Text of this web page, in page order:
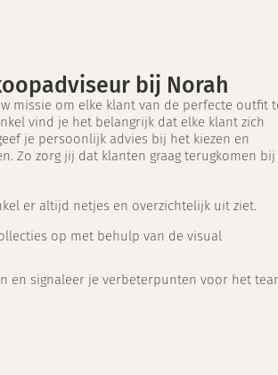
bij Norah
missie om elke klant van de perfecte outfit
vind je het belangrijk dat elke klant zich
je persoonlijk advies bij het kiezen en
Zo zorg jij dat klanten graag terugkomen bij
er altijd netjes en overzichtelijk uit ziet.
op met behulp van de visual
en signaleer je verbeterpunten voor het